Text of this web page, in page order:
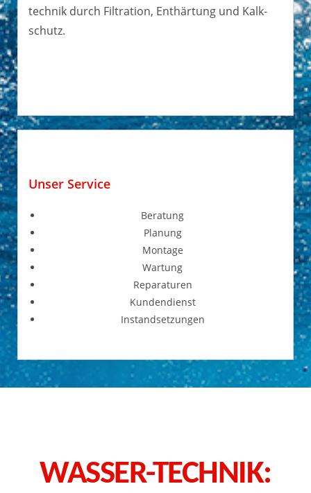
technik durch Filtrat­ion, Ent­härtung und Kalk­
schutz.
Unser Service
Beratung
Planung
Montage
Wartung
Reparaturen
Kundendienst
Instandsetzungen
WASSER-TECHNIK: